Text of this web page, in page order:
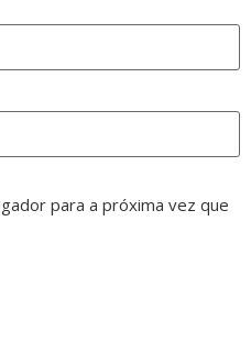
para a próxima vez que